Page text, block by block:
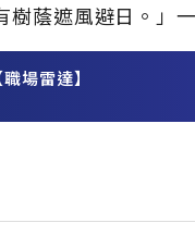
樹蔭遮風避日。」
場雷達】